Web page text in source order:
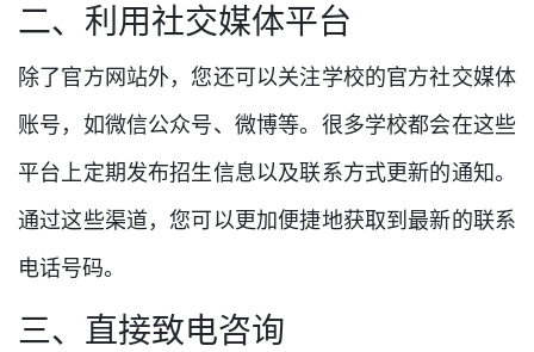
二、利用社交媒体平台
除了官方网站外，您还可以关注学校的官方社交媒体
账号，如微信公众号、微博等。很多学校都会在这些
平台上定期发布招生信息以及联系方式更新的通知。
通过这些渠道，您可以更加便捷地获取到最新的联系
电话号码。
三、直接致电咨询